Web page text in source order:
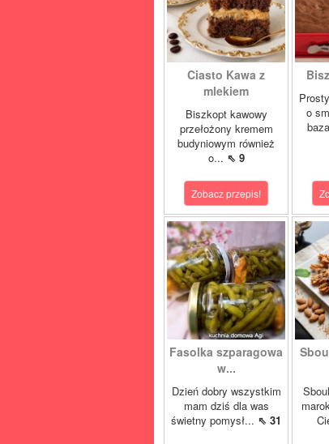
Ciasto Kawa z
mlekiem
Biszkopt kawowy
przełożony kremem
budyniowym również
o... ⇖ 9
Zobacz przepis!
o
Fasolka szparagowa
w...
Dzień dobry wszystkim
mam dziś dla was
świetny pomysł... ⇖ 31